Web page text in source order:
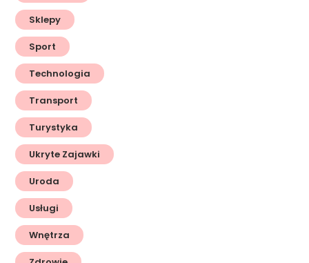
Sklepy
Sport
Technologia
Transport
Turystyka
Ukryte Zajawki
Uroda
Usługi
Wnętrza